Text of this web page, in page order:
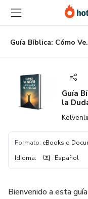
principal
página
de
página
Guía
Guía
la
Formato: eBooks o
Idioma: Español
Bienvenido a esta